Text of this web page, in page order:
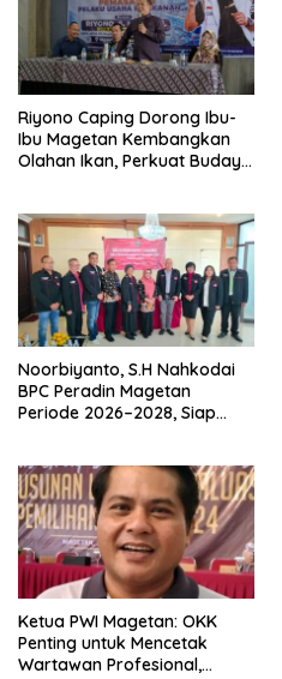
Riyono Caping Dorong Ibu-
Ibu Magetan Kembangkan
Olahan Ikan, Perkuat Budaya
Noorbiyanto, S.H Nahkodai
BPC Peradin Magetan
Periode 2026–2028, Siap
Ketua PWI Magetan: OKK
Penting untuk Mencetak
Wartawan Profesional,